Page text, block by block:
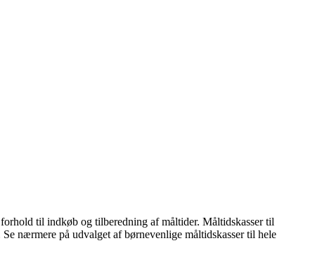
til indkøb og tilberedning af måltider. Måltidskasser til
nærmere på udvalget af børnevenlige måltidskasser til hele